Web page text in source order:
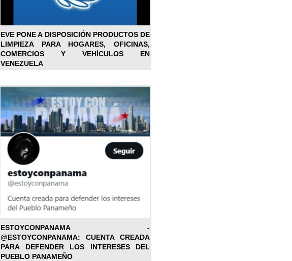
EVE PONE A DISPOSICIÓN PRODUCTOS DE
LIMPIEZA PARA HOGARES, OFICINAS,
COMERCIOS Y VEHÍCULOS EN
VENEZUELA
ESTOYCONPANAMA -
@ESTOYCONPANAMA: CUENTA CREADA
PARA DEFENDER LOS INTERESES DEL
PUEBLO PANAMEÑO